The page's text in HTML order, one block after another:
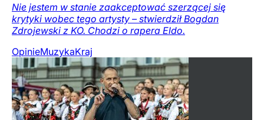
Nie jestem w stanie zaakceptować szerzącej się
krytyki wobec tego artysty – stwierdził Bogdan
Zdrojewski z KO. Chodzi o rapera Eldo.
OpinieMuzykaKraj